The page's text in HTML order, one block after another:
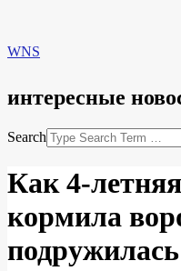
WNS
интересные
Search
Как 4-
кормила